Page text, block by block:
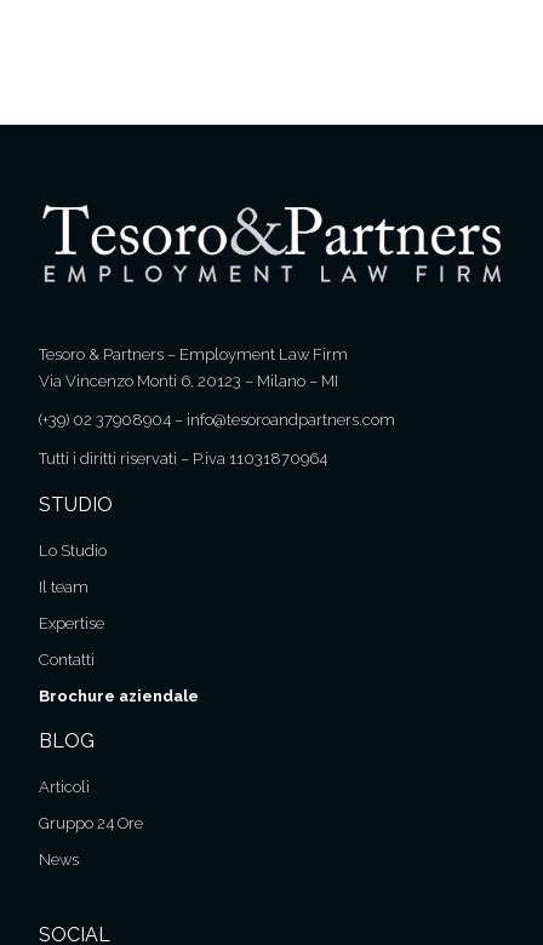
Tesoro & Partners – Employment Law Firm
Via Vincenzo Monti 6, 20123 – Milano – MI
(+39) 02 37908904 – info@tesoroandpartners.com
Tutti i diritti riservati – P.iva 11031870964
STUDIO
Lo Studio
Il team
Expertise
Contatti
Brochure aziendale
BLOG
Articoli
Gruppo 24 Ore
News
SOCIAL